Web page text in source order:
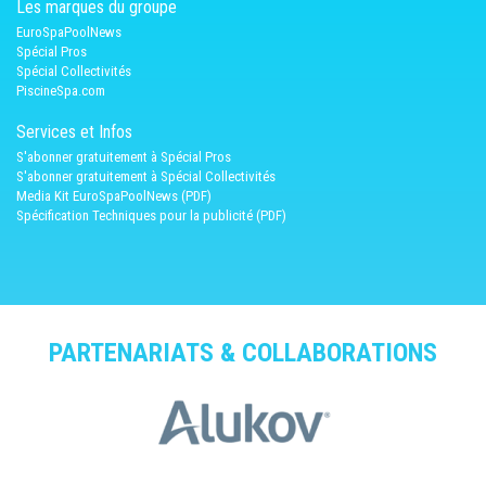
Les marques du groupe
EuroSpaPoolNews
Spécial Pros
Spécial Collectivités
PiscineSpa.com
Services et Infos
S'abonner gratuitement à Spécial Pros
S'abonner gratuitement à Spécial Collectivités
Media Kit EuroSpaPoolNews (PDF)
Spécification Techniques pour la publicité (PDF)
PARTENARIATS & COLLABORATIONS